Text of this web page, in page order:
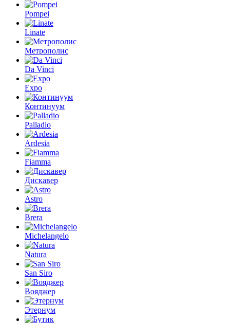
Pompei
Linate
Метрополис
Da Vinci
Expo
Континуум
Palladio
Ardesia
Fiamma
Дискавер
Astro
Brera
Michelangelo
Natura
San Siro
Вояджер
Этернум